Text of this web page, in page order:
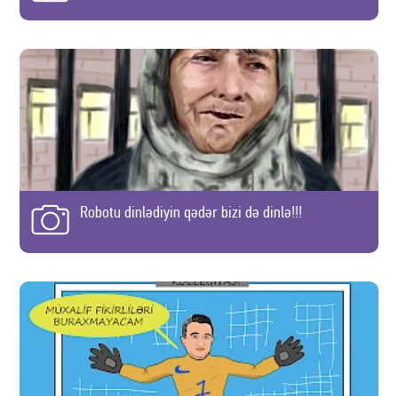
Robotu dinlədiyin qədər bizi də dinlə!!!